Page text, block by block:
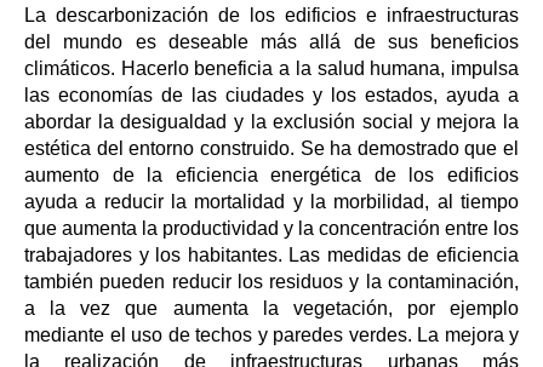
La descarbonización de los edificios e infraestructuras
del mundo es deseable más allá de sus beneficios
climáticos. Hacerlo beneficia a la salud humana, impulsa
las economías de las ciudades y los estados, ayuda a
abordar la desigualdad y la exclusión social y mejora la
estética del entorno construido. Se ha demostrado que el
aumento de la eficiencia energética de los edificios
ayuda a reducir la mortalidad y la morbilidad, al tiempo
que aumenta la productividad y la concentración entre los
trabajadores y los habitantes. Las medidas de eficiencia
también pueden reducir los residuos y la contaminación,
a la vez que aumenta la vegetación, por ejemplo
mediante el uso de techos y paredes verdes. La mejora y
la realización de infraestructuras urbanas más